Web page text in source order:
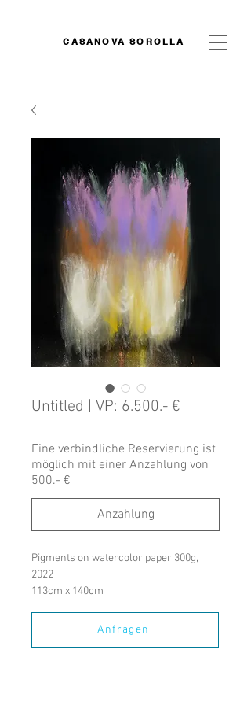
CASANOVA SOROLLA
Untitled | VP: 6.500.- €
Eine verbindliche Reservierung ist
möglich mit einer Anzahlung von
500.- €
Anzahlung
Pigments on watercolor paper 300g,
2022
113cm x 140cm
Anfragen